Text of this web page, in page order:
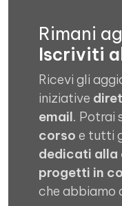
Rimani
Iscriviti
Ricevi gli
iniziative
email. Potrai
corso e tutti
dedicati alla
progetti in
che abbiamo